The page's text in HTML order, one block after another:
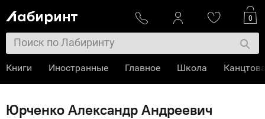
Юрченко Александр Андреевич
0
Книги Иностранные Главное Школа